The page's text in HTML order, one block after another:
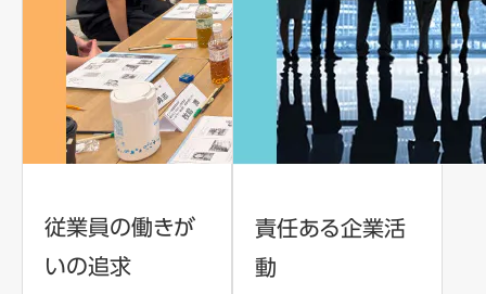
従業員の働きが
いの追求
責任ある企業活
動